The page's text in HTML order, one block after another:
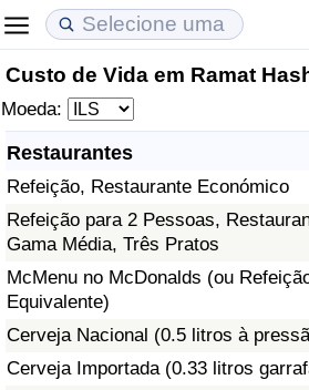
Custo de Vida em Ramat
Moeda:
Restaurantes
Refeição, Restaurante Económico
Refeição para 2 Pessoas,
Gama Média, Três Pratos
McMenu no McDonalds (ou
Equivalente)
Cerveja Nacional (0.5 litros à
Cerveja Importada (0.33 litros
Custo de Vida
Indicador de Custo de Vida
Indicador de Custo de Vida Por
em Aqaba
Preços de Imóveis
Indicador de Preços de Imóveis
Indicador de Preços de Imóveis
Qualidade de Vida
Indicador de Qualidade de Vida
Índice de qualidade de vida por país
Crime
Taxa do Indicador de Crime (Atual)